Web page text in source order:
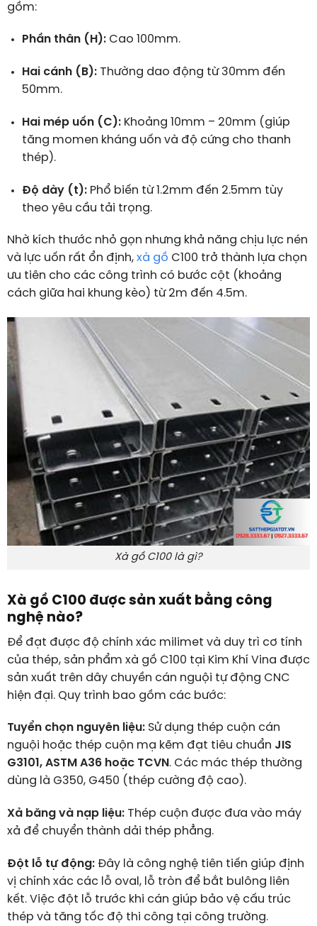
gồm:
Phần thân (H):Cao 100mm.
Hai cánh (B):Thường dao động từ 30mm đến
50mm.
Hai mép uốn (C):Khoảng 10mm – 20mm (giúp
tăng momen kháng uốn và độ cứng cho thanh
thép).
Độ dày (t):Phổ biến từ 1.2mm đến 2.5mm tùy
theo yêu cầu tải trọng.
Nhờ kích thước nhỏ gọn nhưng khả năng chịu lực nén
và lực uốn rất ổn định, xà gồ C100 trở thành lựa chọn
ưu tiên cho các công trình có bước cột (khoảng
cách giữa hai khung kèo) từ 2m đến 4.5m.
Xà gồ C100 là gì?
Xà gồ C100 được sản xuất bằng công
nghệ nào?
Để đạt được độ chính xác milimet và duy trì cơ tính
của thép, sản phẩm xà gồ C100 tại Kim Khí Vina được
sản xuất trên dây chuyền cán nguội tự động CNC
hiện đại. Quy trình bao gồm các bước:
Tuyển chọn nguyên liệu:Sử dụng thép cuộn cán
nguội hoặc thép cuộn mạ kẽm đạt tiêu chuẩn JIS
G3101, ASTM A36 hoặc TCVN. Các mác thép thường
dùng là G350, G450 (thép cường độ cao).
Xả băng và nạp liệu:Thép cuộn được đưa vào máy
xả để chuyển thành dải thép phẳng.
Đột lỗ tự động:Đây là công nghệ tiên tiến giúp định
vị chính xác các lỗ oval, lỗ tròn để bắt bulông liên
kết. Việc đột lỗ trước khi cán giúp bảo vệ cấu trúc
thép và tăng tốc độ thi công tại công trường.